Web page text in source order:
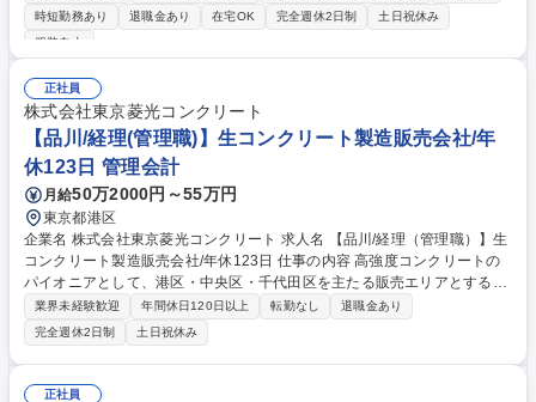
待しております。 【業務内容】■月次～年次決算統括や連結決算（顧問税
理士との連携） ■財務諸表・経営数値の分析・報告 ■銀行対応・資金繰り
社（韓国等）の会計・税務関連管理 ■M&Aに関する財務資料確認 ■代表レ
ポート ■経理業務フローの見直し・改善提案 ■マネジメント・育成 【社
風】一緒にランチに行くなどコミュニケーションが取りやすい環境 募集職
種 【財務経理】カラコンメーカー/残業10時間/グローバル展開中/リモート
OK
時短勤務あり
退職金あり 在宅OK 完全週休2日制
土日祝休み
服装自由
正社員
株式会社東京菱光コンクリート
【品川/経理(管理職)】生コンクリート製造販売会社/年
休123日 管理会計
月給50万2000円～55万円
東京都港区
企業名 株式会社東京菱光コンクリート 求人名 【品川/経理（管理職）】生
コンクリート製造販売会社/年休123日 仕事の内容 高強度コンクリートの
パイオニアとして、港区・中央区・千代田区を主たる販売エリアとする生
コンクリート製造販売を行っている当社にて、今回は経理業務（管理職）
をお任せします。 ■月次・年次・連結決算に関する業務（製造原価計算、
棚卸資産評価等） ■税務申告に関する業務（税理士・会計士との連携、監
査対応等） ■資金繰りに関する業務（社内報告資料の作成、キャッシュフ
ローの分析と改善提案等） ※給与計算・経費精算・小口精算・預金管理等
業界未経験歓迎 年間休日120日以上 転勤なし
退職金あり
完全週休2日制
土日祝休み
正社員